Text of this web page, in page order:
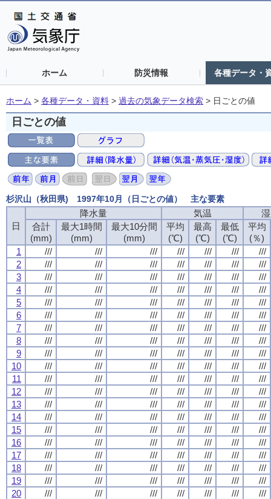
ホーム 防災情報 各種データ・
ホーム > 各種データ・資料 > 過去の気象データ検索 > 日ごとの値
日ごとの値
杉沢山（秋田県) 1997年10月（日ごとの値） 主な要素
日
降水量 気温
合計
(mm)
最大1時間
(mm)
最大10分間
(mm)
平均
(℃)
最高
(℃)
最低
(℃)
平均
(％)
1
/// /// /// /// /// ///
///
2
/// /// /// /// /// ///
///
3
/// /// /// /// /// ///
///
4
/// /// /// /// /// ///
///
5
/// /// /// /// /// ///
///
6
/// /// /// /// /// ///
///
7
/// /// /// /// /// ///
///
8
/// /// /// /// /// ///
///
9
/// /// /// /// /// ///
///
10
/// /// /// /// /// ///
///
11
/// /// /// /// /// ///
///
12
/// /// /// /// /// ///
///
13
/// /// /// /// /// ///
///
14
/// /// /// /// /// ///
///
15
/// /// /// /// /// ///
///
16
/// /// /// /// /// ///
///
17
/// /// /// /// /// ///
///
18
/// /// /// /// /// ///
///
19
/// /// /// /// /// ///
///
20
/// /// /// /// /// ///
///